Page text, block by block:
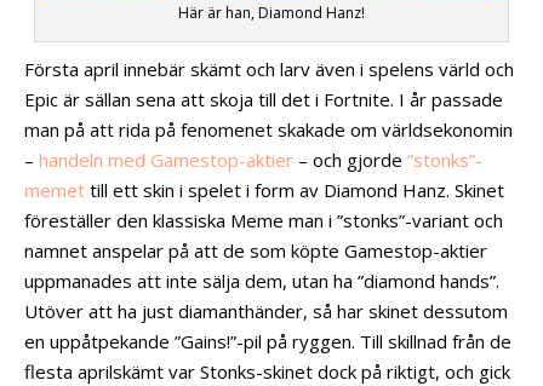
Här är han, Diamond Hanz!
Första april innebär skämt och larv även i spelens värld och
Epic är sällan sena att skoja till det i Fortnite. I år passade
man på att rida på fenomenet skakade om världsekonomin
– handeln med Gamestop-aktier – och gjorde ”stonks”-
memet till ett skin i spelet i form av Diamond Hanz. Skinet
föreställer den klassiska Meme man i ”stonks”-variant och
namnet anspelar på att de som köpte Gamestop-aktier
uppmanades att inte sälja dem, utan ha ”diamond hands”.
Utöver att ha just diamanthänder, så har skinet dessutom
en uppåtpekande ”Gains!”-pil på ryggen. Till skillnad från de
flesta aprilskämt var Stonks-skinet dock på riktigt, och gick